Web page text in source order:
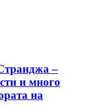
–
и много
на